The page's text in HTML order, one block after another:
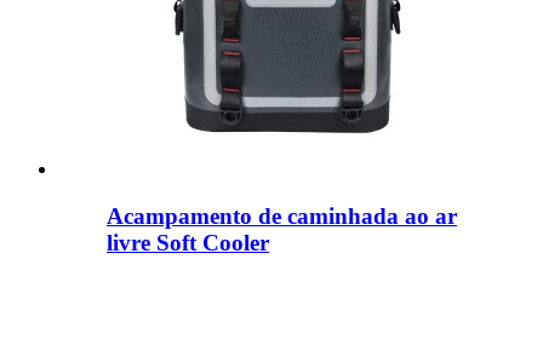
Acampamento de caminhada ao ar
livre Soft Cooler